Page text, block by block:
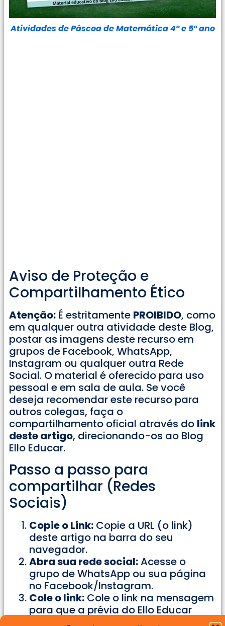
Atividades de Páscoa de Matemática 4° e 5° ano
Aviso de Proteção e
Compartilhamento Ético
Atenção: É estritamente PROIBIDO, como
em qualquer outra atividade deste Blog,
postar as imagens deste recurso em
grupos de Facebook, WhatsApp,
Instagram ou qualquer outra Rede
Social. O material é oferecido para uso
pessoal e em sala de aula. Se você
deseja recomendar este recurso para
outros colegas, faça o
compartilhamento oficial através do link
deste artigo, direcionando-os ao Blog
Ello Educar.
Passo a passo para
compartilhar (Redes
Sociais)
Copie o Link: Copie a URL (o link)
deste artigo na barra do seu
navegador.
Abra sua rede social:Acesse o
grupo de WhatsApp ou sua página
no Facebook/Instagram.
Cole o link: Cole o link na mensagem
para que a prévia do Ello Educar
apareça.